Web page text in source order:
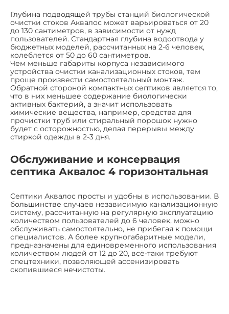
Глубина подводящей трубы станций биологической
очистки стоков Аквалос может варьироваться от 20
до 130 сантиметров, в зависимости от нужд
пользователей. Стандартная глубина водоотвода у
бюджетных моделей, рассчитанных на 2-6 человек,
колеблется от 50 до 60 сантиметров.
Чем меньше габариты корпуса независимого
устройства очистки канализационных стоков, тем
проще произвести самостоятельный монтаж.
Обратной стороной компактных септиков является то,
что в них меньшее содержание биологически
активных бактерий, а значит использовать
химические вещества, например, средства для
прочистки труб или стиральный порошок нужно
будет с осторожностью, делая перерывы между
стиркой одежды в 2-3 дня.
Обслуживание и консервация
септика Аквалос 4 горизонтальная
Септики Аквалос просты и удобны в использовании. В
большинстве случаев независимую канализационную
систему, рассчитанную на регулярную эксплуатацию
количеством пользователей до 6 человек, можно
обслуживать самостоятельно, не прибегая к помощи
специалистов. А более крупногабаритные модели,
предназначены для единовременного использования
количеством людей от 12 до 20, всё-таки требуют
спецтехники, позволяющей ассенизировать
скопившиеся нечистоты.